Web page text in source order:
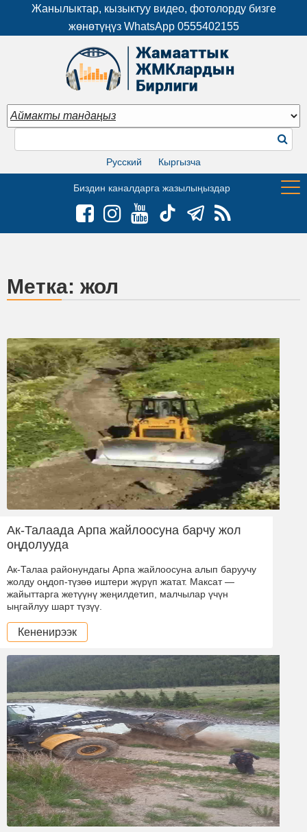
Жанылыктар, кызыктуу видео, фотолорду бизге
жөнөтүңүз WhatsApp 0555402155
Русский Кыргызча
Биздин каналдарга жазылыңыздар
Метка: жол
Ак-Талаада Арпа жайлоосуна барчу жол
оңдолууда
Ак-Талаа районундагы Арпа жайлоосуна алып баруучу
жолду оңдоп-түзөө иштери жүрүп жатат. Максат —
жайыттарга жетүүнү жеңилдетип, малчылар үчүн
ыңгайлуу шарт түзүү.
Кененирээк